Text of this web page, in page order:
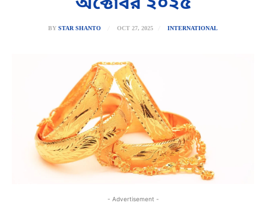
BY STAR SHANTO OCT 27, 2025 INTERNATIONAL
- Advertisement -